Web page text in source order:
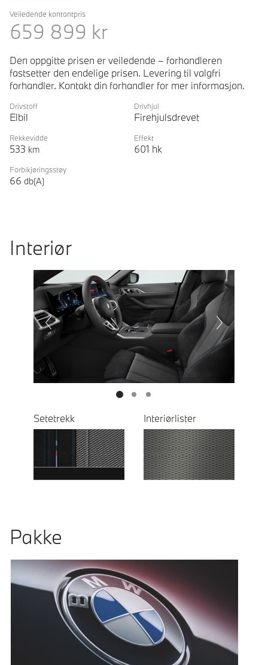
Veiledende kontantpris
659 899 kr
Den oppgitte prisen er veiledende – forhandleren
fastsetter den endelige prisen. Levering til valgfri
forhandler. Kontakt din forhandler for mer informasjon.
Drivstoff
Elbil
Drivhjul
Firehjulsdrevet
Rekkevidde
533 km
Effekt
601 hk
Forbikjøringsstøy
66 db(A)
Interiør
Prevoius
Next
Setetrekk Interiørlister
Pakke